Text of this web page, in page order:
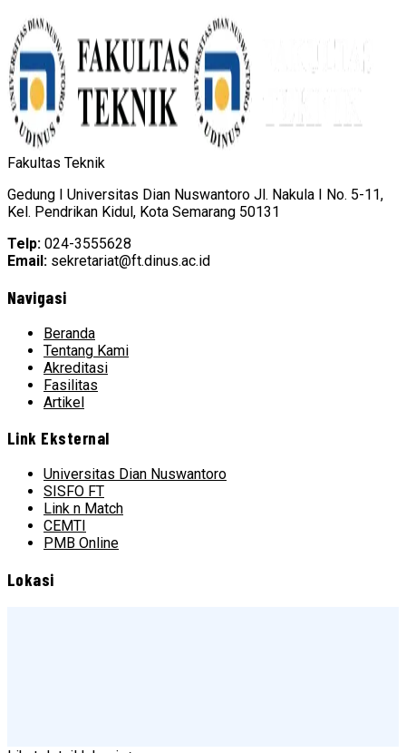
Fakultas Teknik
Gedung I Universitas Dian Nuswantoro Jl. Nakula I No. 5-11,
Kel. Pendrikan Kidul, Kota Semarang 50131
Telp: 024-3555628
Email: sekretariat@ft.dinus.ac.id
Navigasi
Beranda
Tentang Kami
Akreditasi
Fasilitas
Artikel
Link Eksternal
Universitas Dian Nuswantoro
SISFO FT
Link n Match
CEMTI
PMB Online
Lokasi